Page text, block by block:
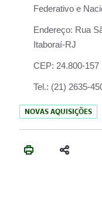
Federativo e
Endereço: Rua
Itaboraí-RJ
CEP: 24.800-157
Tel.: (21) 2635-
NOVAS AQUISIÇÕES